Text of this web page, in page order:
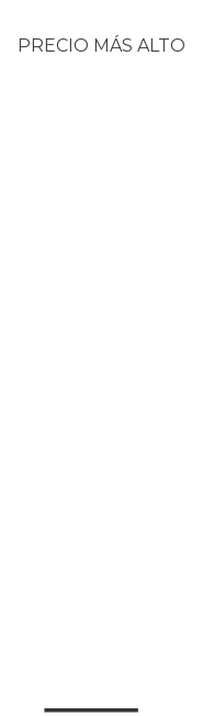
PRECIO MÁS ALTO